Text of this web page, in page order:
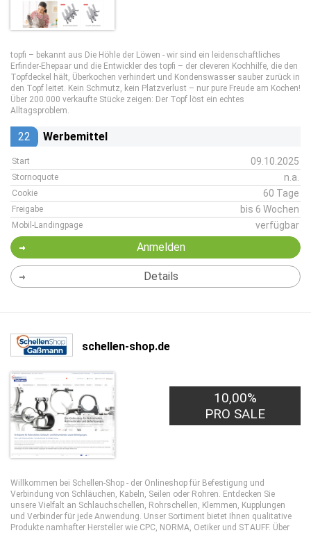
topfi – bekannt aus Die Höhle der Löwen - wir sind ein leidenschaftliches
Erfinder-Ehepaar und die Entwickler des topfi – der cleveren Kochhilfe, die den
Topfdeckel hält, Überkochen verhindert und Kondenswasser sauber zurück in
den Topf leitet. Kein Schmutz, kein Platzverlust – nur pure Freude am Kochen!
Über 200.000 verkaufte Stücke zeigen: Der Topf löst ein echtes
Alltagsproblem.
22 Werbemittel
Start 09.10.2025
Stornoquote n.a.
Cookie 60 Tage
Freigabe bis 6 Wochen
Mobil-Landingpage verfügbar
Anmelden
Details
schellen-shop.de
10,00%
PRO SALE
Willkommen bei Schellen-Shop - der Onlineshop für Befestigung und
Verbindung von Schläuchen, Kabeln, Seilen oder Rohren. Entdecken Sie
unsere Vielfalt an Schlauchschellen, Rohrschellen, Klemmen, Kupplungen
und Verbinder für jede Anwendung. Unser Sortiment bietet Ihnen qualitative
Produkte namhafter Hersteller wie CPC, NORMA, Oetiker und STAUFF. Über